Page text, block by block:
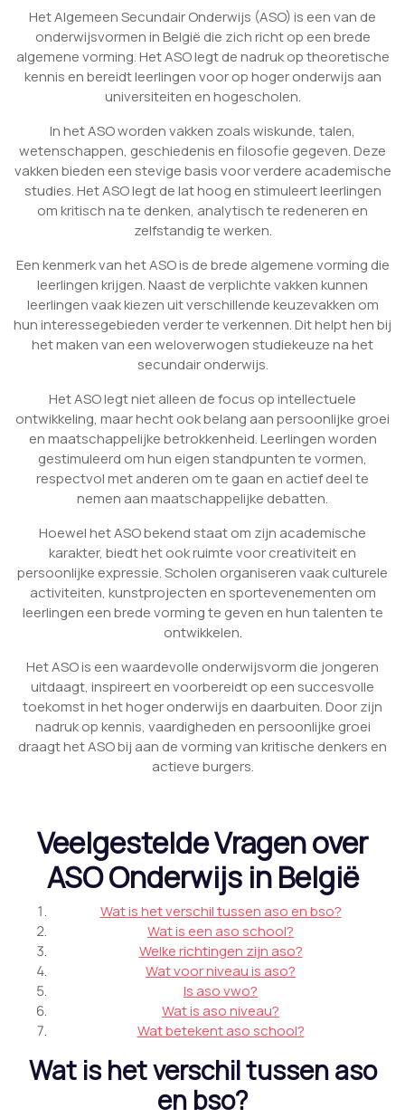
Het Algemeen Secundair Onderwijs (ASO) is een van de
onderwijsvormen in België die zich richt op een brede
algemene vorming. Het ASO legt de nadruk op theoretische
kennis en bereidt leerlingen voor op hoger onderwijs aan
universiteiten en hogescholen.
In het ASO worden vakken zoals wiskunde, talen,
wetenschappen, geschiedenis en filosofie gegeven. Deze
vakken bieden een stevige basis voor verdere academische
studies. Het ASO legt de lat hoog en stimuleert leerlingen
om kritisch na te denken, analytisch te redeneren en
zelfstandig te werken.
Een kenmerk van het ASO is de brede algemene vorming die
leerlingen krijgen. Naast de verplichte vakken kunnen
leerlingen vaak kiezen uit verschillende keuzevakken om
hun interessegebieden verder te verkennen. Dit helpt hen bij
het maken van een weloverwogen studiekeuze na het
secundair onderwijs.
Het ASO legt niet alleen de focus op intellectuele
ontwikkeling, maar hecht ook belang aan persoonlijke groei
en maatschappelijke betrokkenheid. Leerlingen worden
gestimuleerd om hun eigen standpunten te vormen,
respectvol met anderen om te gaan en actief deel te
nemen aan maatschappelijke debatten.
Hoewel het ASO bekend staat om zijn academische
karakter, biedt het ook ruimte voor creativiteit en
persoonlijke expressie. Scholen organiseren vaak culturele
activiteiten, kunstprojecten en sportevenementen om
leerlingen een brede vorming te geven en hun talenten te
ontwikkelen.
Het ASO is een waardevolle onderwijsvorm die jongeren
uitdaagt, inspireert en voorbereidt op een succesvolle
toekomst in het hoger onderwijs en daarbuiten. Door zijn
nadruk op kennis, vaardigheden en persoonlijke groei
draagt het ASO bij aan de vorming van kritische denkers en
actieve burgers.
Veelgestelde Vragen over
ASO Onderwijs in België
Wat is het verschil tussen aso en bso?
Wat is een aso school?
Welke richtingen zijn aso?
Wat voor niveau is aso?
Is aso vwo?
Wat is aso niveau?
Wat betekent aso school?
Wat is het verschil tussen aso
en bso?